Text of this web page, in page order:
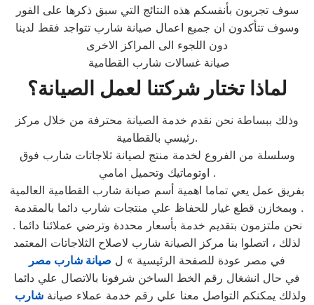
سوف تجربون بأنفسكم هذه النتائج التي سبق ذكرها على الفور
وسوف تتأكدون ان جميع اعمال صيانة شارب تتواجد فقط لدينا
دون اللجوء الى المراكز الاخرى
صيانة غسالات شارب القطامية
لماذا تختار شركتنا لعمل الصيانة؟
وذلك ببساطة نحن نقدم خدمة الصيانة محترفة من خلال مركز
رئيسي بالقطامية.
وسلسلة من الفروع لخدمة منتج لصيانة ثلاجاتات شارب فوق
اوتوماتيك وتحميل امامي .
بفريق عمل يعي تماما اهمية أسم صيانة شارب القطامية العالمية
وبمخازن قطع غيار للحفاظ علي منتجات شارب دائما بالمقدمة .
نحن ملتزمون بتقديم خدمة بأسعار محددة وترضي عملائنا دائما .
لذلك ، اتصلوا بنا مركز الصيانة شارب لاصلاح الثلاجاتات المعتمد
في مصر عودة للصفحة الرئيسية » ل صيانة شارب مصر
في حال انشغال رقم الخط الساخن شرفونا بالاتصال علي دائما
ولذلك يمكنكم التواصل معنا علي رقم خدمة عملاء صيانةشارب